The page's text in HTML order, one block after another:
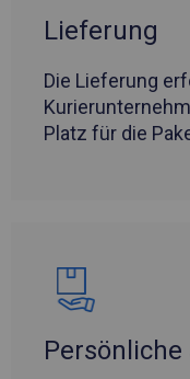
Lieferung
Die Lieferung
Platz für die